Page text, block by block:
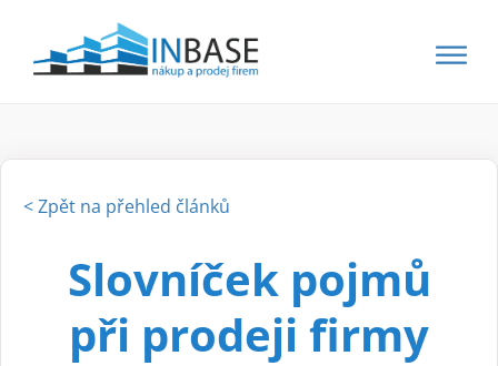
< Zpět na přehled článků
Slovníček pojmů
při prodeji firmy